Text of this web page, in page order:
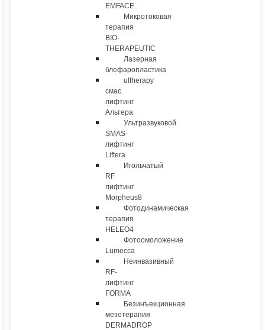
EMFACE
Микротоковая
терапия
BIO-
THERAPEUTIC
Лазерная
блефаропластика
ultherapy
смас
лифтинг
Альтера
Ультразвуковой
SMAS-
лифтинг
Liftera
Игольчатый
RF
лифтинг
Morpheus8
Фотодинамическая
терапия
HELEO4
Фотоомоложение
Lumecca
Неинвазивный
RF-
лифтинг
FORMA
Безинъекционная
мезотерапия
DERMADROP